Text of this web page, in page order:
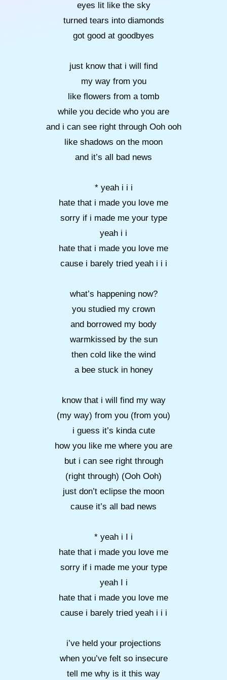
eyes lit like the sky
turned tears into diamonds
got good at goodbyes
just know that i will find
my way from you
like flowers from a tomb
while you decide who you are
and i can see right through Ooh ooh
like shadows on the moon
and it’s all bad news
* yeah i i i
hate that i made you love me
sorry if i made me your type
yeah i i
hate that i made you love me
cause i barely tried yeah i i i
what’s happening now?
you studied my crown
and borrowed my body
warmkissed by the sun
then cold like the wind
a bee stuck in honey
know that i will find my way
(my way) from you (from you)
i guess it’s kinda cute
how you like me where you are
but i can see right through
(right through) (Ooh Ooh)
just don’t eclipse the moon
cause it’s all bad news
* yeah i I i
hate that i made you love me
sorry if i made me your type
yeah I i
hate that i made you love me
cause i barely tried yeah i i i
i’ve held your projections
when you’ve felt so insecure
tell me why is it this way